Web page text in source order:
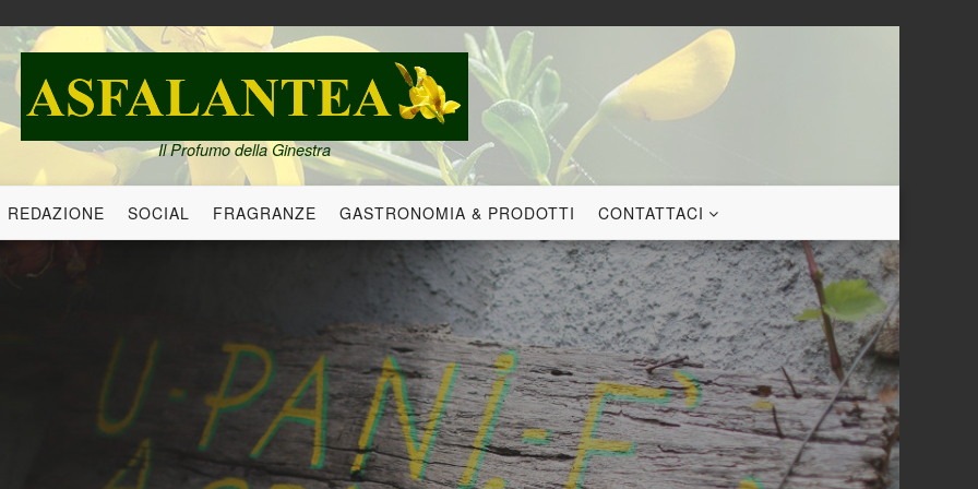
Il Profumo della Ginestra
REDAZIONE SOCIAL FRAGRANZE GASTRONOMIA & PRODOTTI CONTATTACI